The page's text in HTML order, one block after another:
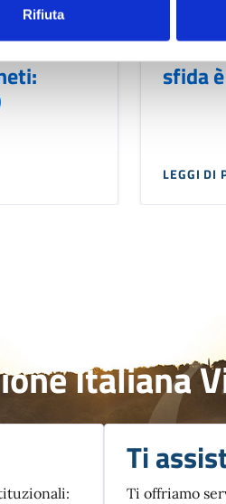
Rifiuta
sfida
LEGGI DI
Italiana
Ti
Ti offriamo